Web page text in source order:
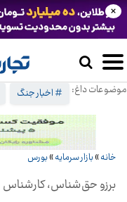
موضوعات داغ: # اخبار جنگ
×
خانه»بازار سرمایه»بورس
برزو حق‌شناس، کارشناس